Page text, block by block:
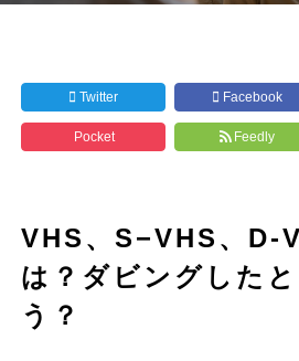
Twitter Facebook
Pocket Feedly
VHS、S−VHS、D-
は？ダビングした
う？